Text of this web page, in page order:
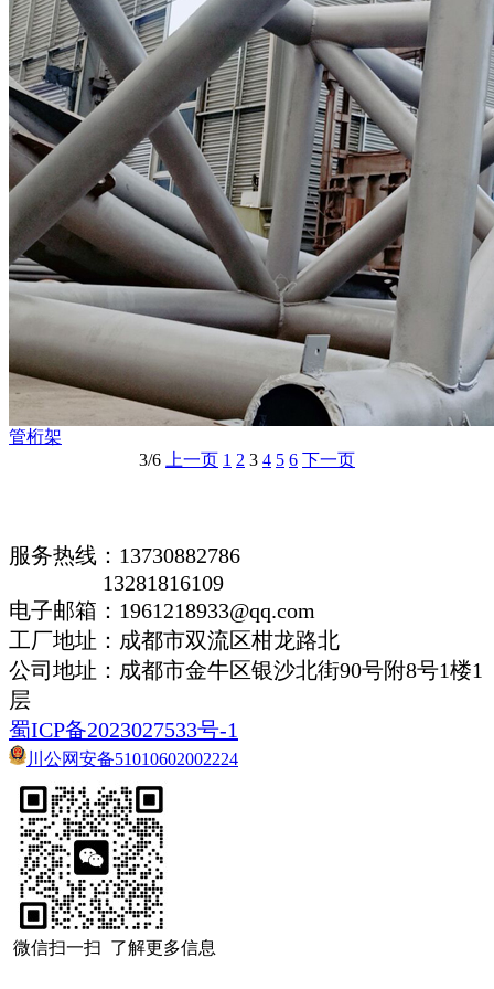
管桁架
3/6
上一页 1 2 3 4 5 6 下一页
服务热线：13730882786
13281816109
电子邮箱：1961218933@qq.com
工厂地址：成都市双流区柑龙路北
公司地址： 成都市金牛区银沙北街90号附8号1楼1
层
蜀ICP备2023027533号-1
川公网安备51010602002224
微信扫一扫 了解更多信息